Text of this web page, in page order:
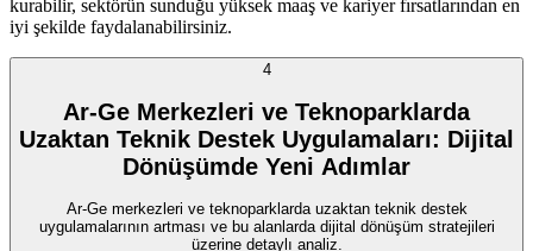
kurabilir, sektörün sunduğu yüksek maaş ve kariyer fırsatlarından en
iyi şekilde faydalanabilirsiniz.
4
Ar-Ge Merkezleri ve Teknoparklarda
Uzaktan Teknik Destek Uygulamaları: Dijital
Dönüşümde Yeni Adımlar
Ar-Ge merkezleri ve teknoparklarda uzaktan teknik destek
uygulamalarının artması ve bu alanlarda dijital dönüşüm stratejileri
üzerine detaylı analiz.